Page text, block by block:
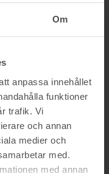
Om
anpassa innehållet
funktioner
trafik. Vi
och annan
medier och
med.
med annan
bort!